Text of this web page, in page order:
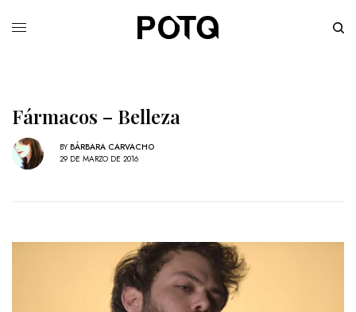
Fármacos – Belleza
BY BÁRBARA CARVACHO
29 DE MARZO DE 2016